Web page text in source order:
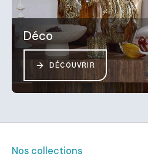
Déco
DÉCOUVRIR
Nos collections